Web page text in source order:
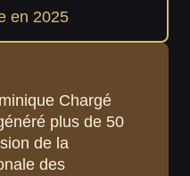
en 2025
Chargé
plus de 50
de la
des